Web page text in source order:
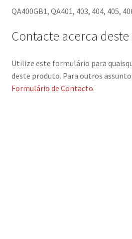
QA400GB1, QA401, 403, 404, 405,
Contacte acerca
Utilize este formulário para
deste produto. Para outros
Formulário de Contacto.